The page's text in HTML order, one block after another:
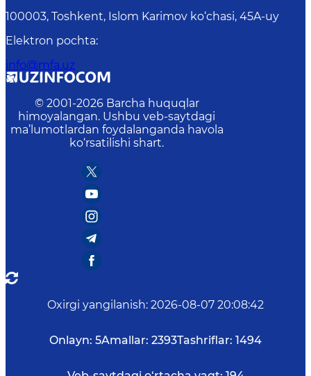
100003, Toshkent, Islom Karimov ko‘chasi, 45A-uy
Elektron pochta:
info@mfa.uz
© 2001-2026 Barcha huquqlar
himoyalangan. Ushbu veb-saytdagi
ma’lumotlardan foydalanganda havola
ko‘rsatilishi shart.
Oxirgi yangilanish: 2026-08-07 20:08:42
Onlayn: 5Amallar: 2393Tashriflar: 1494